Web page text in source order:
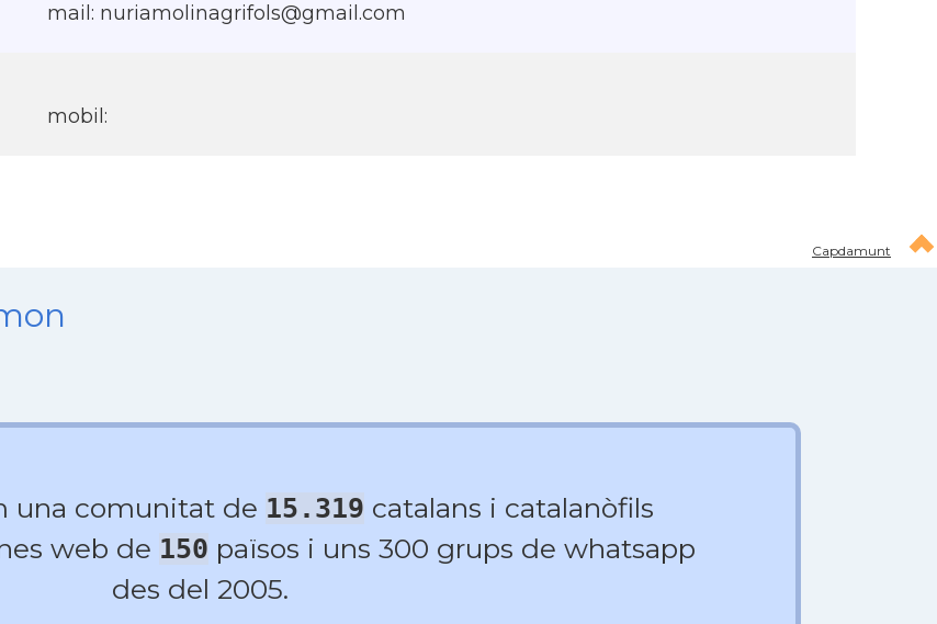
mail: nuriamolinagrifols@gmail.com
mobil:
Capdamunt
una comunitat de 15.319 catalans i catalanòfils
web de 150 països i uns 300 grups de whatsapp
des del 2005.